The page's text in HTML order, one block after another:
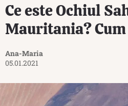
Ce este Ochiul
Mauritania?
Ana-Maria
05.01.2021